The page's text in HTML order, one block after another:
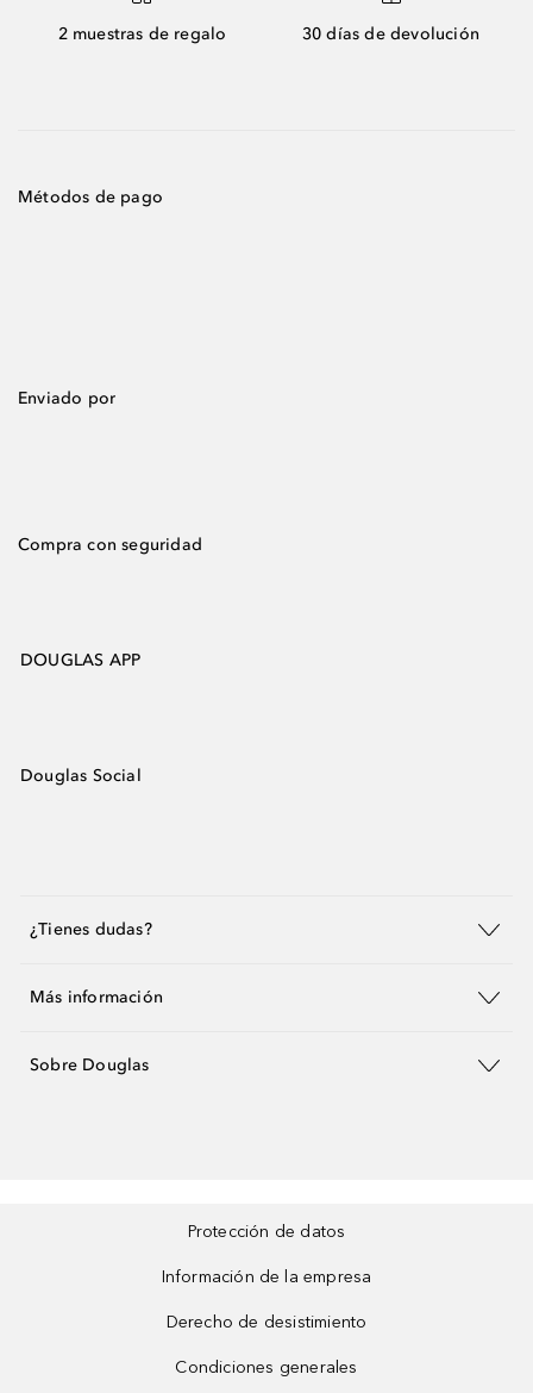
2 muestras de regalo 30 días de devolución
Métodos de pago
Enviado por
Compra con seguridad
DOUGLAS APP
Douglas Social
¿Tienes dudas?
Más información
Sobre Douglas
Protección de datos
Información de la empresa
Derecho de desistimiento
Condiciones generales